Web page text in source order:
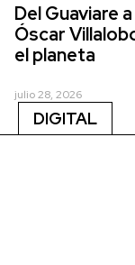
Del Guaviare
Óscar
el planeta
julio 28, 2026
DIGITAL